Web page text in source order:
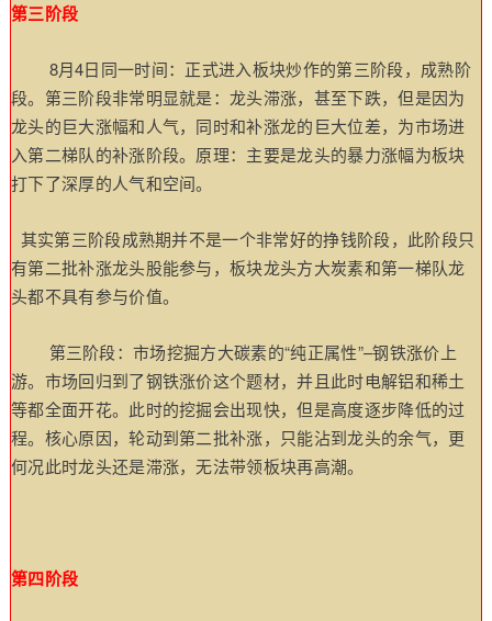
第三阶段
8月4日同一时间：正式进入板块炒作的第三阶段，成熟阶
段。第三阶段非常明显就是：龙头滞涨，甚至下跌，但是因为
龙头的巨大涨幅和人气，同时和补涨龙的巨大位差，为市场进
入第二梯队的补涨阶段。原理：主要是龙头的暴力涨幅为板块
打下了深厚的人气和空间。
其实第三阶段成熟期并不是一个非常好的挣钱阶段，此阶段只
有第二批补涨龙头股能参与，板块龙头方大炭素和第一梯队龙
头都不具有参与价值。
第三阶段：市场挖掘方大碳素的“纯正属性”–钢铁涨价上
游。市场回归到了钢铁涨价这个题材，并且此时电解铝和稀土
等都全面开花。此时的挖掘会出现快，但是高度逐步降低的过
程。核心原因，轮动到第二批补涨，只能沾到龙头的余气，更
何况此时龙头还是滞涨，无法带领板块再高潮。
第四阶段